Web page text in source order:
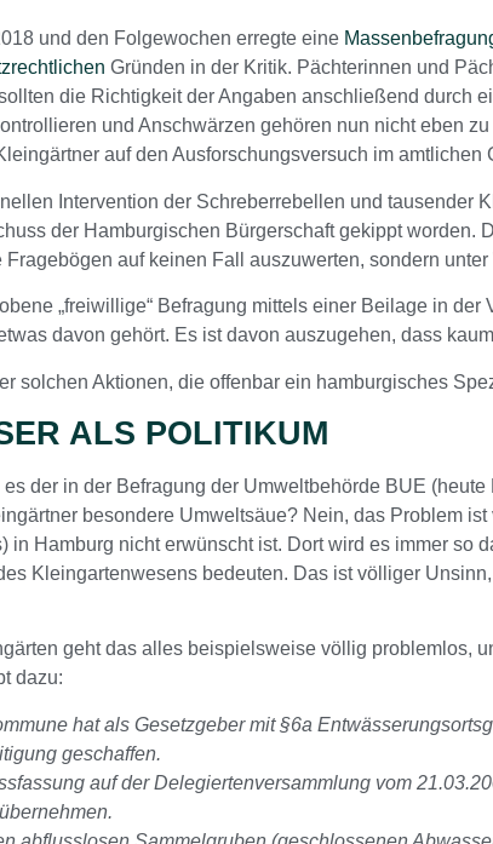
und den Folgewochen erregte eine
Gründen in der Kritik. Pächterinnen und
die Richtigkeit der Angaben anschließend durch
und Anschwärzen gehören nun nicht eben
auf den Ausforschungsversuch im amtlichen
Intervention der Schreberrebellen und tausender
der Hamburgischen Bürgerschaft gekippt worden.
Fragebögen auf keinen Fall auszuwerten, sondern
„freiwillige“ Befragung mittels einer Beilage in
davon gehört. Es ist davon auszugehen, dass
solchen Aktionen, die offenbar ein hamburgisches
ALS POLITIKUM
der in der Befragung der Umweltbehörde BUE
besondere Umweltsäue? Nein, das Problem
in Hamburg nicht erwünscht ist. Dort wird es immer so
Kleingartenwesens bedeuten. Das ist völliger
geht das alles beispielsweise völlig problemlos,
dazu:
hat als Gesetzgeber mit §6a
geschaffen.
auf der Delegiertenversammlung vom